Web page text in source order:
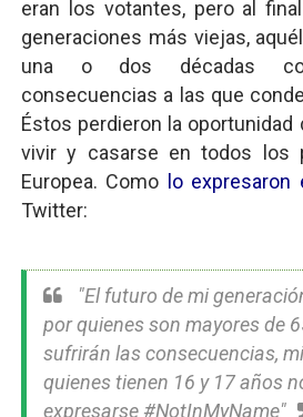
eran los votantes, pero al
generaciones más viejas,
una o dos décadas
consecuencias a las que
Éstos perdieron la oportunidad
vivir y casarse en todos los
Europea. Como lo expresaron
Twitter:
"El futuro de mi
por quienes son mayores de
sufrirán las consecuencias,
quienes tienen 16 y 17 años
expresarse #NotInMyName"